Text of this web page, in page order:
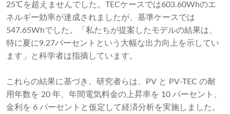
25℃を超えませんでした。TECケースでは603.60Whのエ
ネルギー効率が達成されましたが、基準ケースでは
547.65Whでした。「私たちが提案したモデルの結果は、
特に夏に9.27パーセントという大幅な出力向上を示してい
ます」と科学者は指摘しています。
これらの結果に基づき、研究者らは、PV と PV-TEC の耐
用年数を 20 年、年間電気料金の上昇率を 10 パーセント、
金利を 6 パーセントと仮定して経済分析を実施しました。